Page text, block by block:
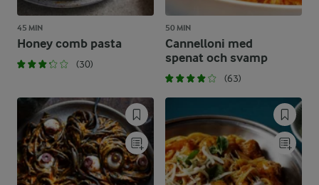
45 MIN
Honey comb pasta
(30)
50 MIN
Cannelloni med
spenat och svamp
(63)